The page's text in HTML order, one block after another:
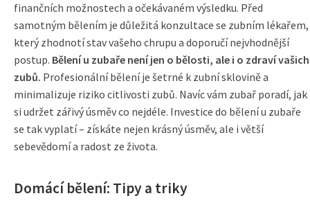
finančních možnostech a očekávaném výsledku. Před
samotným bělením je důležitá konzultace se zubním lékařem,
který zhodnotí stav vašeho chrupu a doporučí nejvhodnější
postup. Bělení u zubaře není jen o bělosti, ale i o zdraví vašich
zubů. Profesionální bělení je šetrné k zubní sklovině a
minimalizuje riziko citlivosti zubů. Navíc vám zubař poradí, jak
si udržet zářivý úsměv co nejdéle. Investice do bělení u zubaře
se tak vyplatí – získáte nejen krásný úsměv, ale i větší
sebevědomí a radost ze života.
Domácí bělení: Tipy a triky